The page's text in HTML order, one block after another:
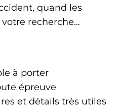
quand les
recherche…
à porter
épreuve
et détails très utiles